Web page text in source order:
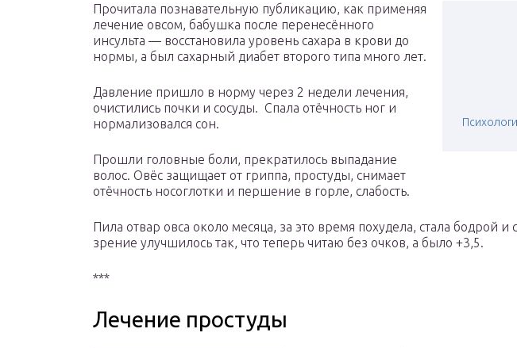
Прочитала познавательную публикацию, как применяя
лечение овсом, бабушка после перенесённого
инсульта — восстановила уровень сахара в крови до
нормы, а был сахарный диабет второго типа много лет.
Давление пришло в норму через 2 недели лечения,
очистились почки и сосуды. Спала отёчность ног и
нормализовался сон.
Прошли головные боли, прекратилось выпадание
волос. Овёс защищает от гриппа, простуды, снимает
отёчность носоглотки и першение в горле, слабость.
Пила отвар овса около месяца, за это время похудела, стала бодрой
зрение улучшилось так, что теперь читаю без очков, а было +3,5.
***
Лечение простуды